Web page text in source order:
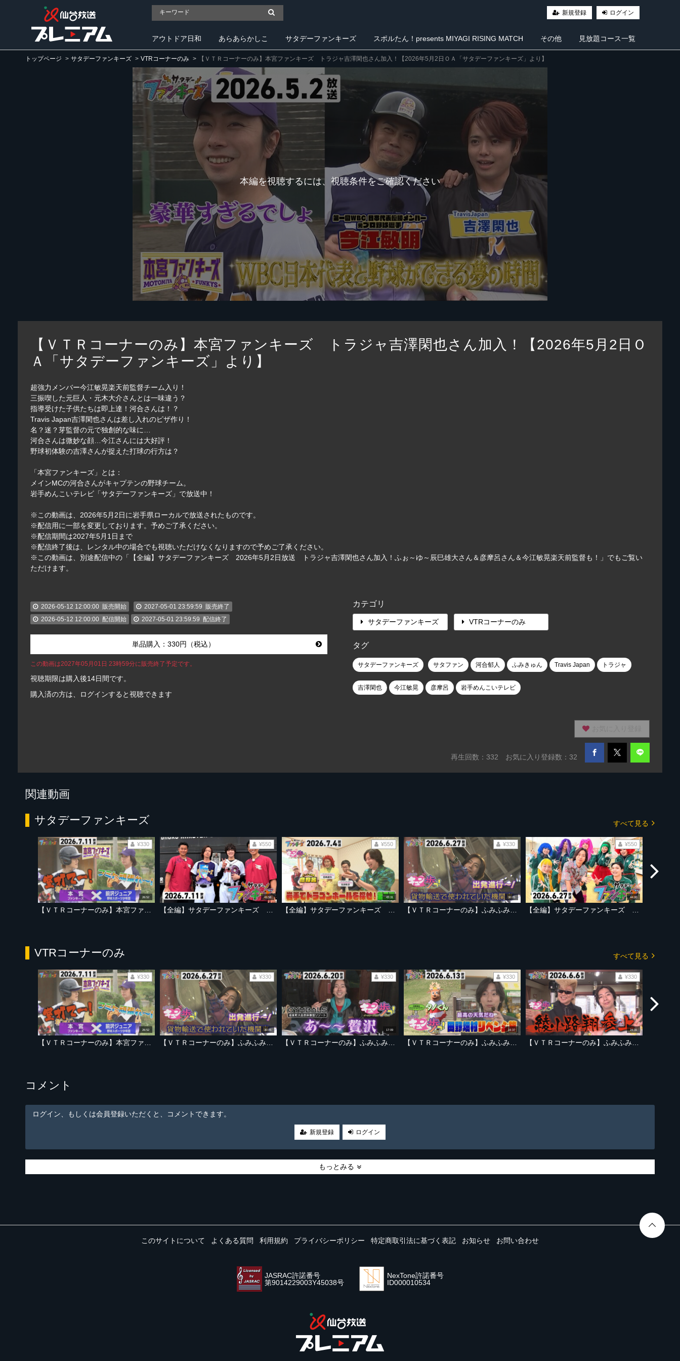
新規登録 ログイン
アウトドア日和 あらあらかしこ サタデーファンキーズ スポルたん！presents MIYAGI RISING MATCH その他 見放題コース一覧
トップページ サタデーファンキーズ VTRコーナーのみ 【ＶＴＲコーナーのみ】本宮ファンキーズ トラジャ吉澤閑也さん加入！【2026年5月2日ＯＡ「サタデーファンキーズ」より】
本編を視聴するには、視聴条件をご確認ください
【ＶＴＲコーナーのみ】本宮ファンキーズ トラジャ吉澤閑也さん加入！【2026年5月2日Ｏ
Ａ「サタデーファンキーズ」より】
超強力メンバー今江敏晃楽天前監督チーム入り！
三振喫した元巨人・元木大介さんとは一味違う？
指導受けた子供たちは即上達！河合さんは！？
Travis Japan吉澤閑也さんは差し入れのピザ作り！
名？迷？芽監督の元で独創的な味に…
河合さんは微妙な顔…今江さんには大好評！
野球初体験の吉澤さんが捉えた打球の行方は？
「本宮ファンキーズ」とは：
メインMCの河合さんがキャプテンの野球チーム。
岩手めんこいテレビ「サタデーファンキーズ」で放送中！
※この動画は、2026年5月2日に岩手県ローカルで放送されたものです。
※配信用に一部を変更しております。予めご了承ください。
※配信期間は2027年5月1日まで
※配信終了後は、レンタル中の場合でも視聴いただけなくなりますので予めご了承ください。
※この動画は、別途配信中の「【全編】サタデーファンキーズ 2026年5月2日放送 トラジャ吉澤閑也さん加入！ふぉ～ゆ～辰巳雄大さん＆彦摩呂さん＆今江敏晃楽天前監督も！」でもご覧い
ただけます。
2026-05-12 12:00:00 販売開始 2027-05-01 23:59:59 販売終了
2026-05-12 12:00:00 配信開始 2027-05-01 23:59:59 配信終了
単品購入：330円（税込）
この動画は2027年05月01日 23時59分に販売終了予定です。
視聴期限は購入後14日間です。
購入済の方は、ログインすると視聴できます
カテゴリ
サタデーファンキーズ VTRコーナーのみ
タグ
サタデーファンキーズ サタファン 河合郁人 ふみきゅん Travis Japan トラジャ
吉澤閑也 今江敏晃 彦摩呂 岩手めんこいテレビ
再生回数： 332 お気に入り登録数：32
関連動画
サタデーファンキーズ すべて見る
26:52
¥330
43:58
¥550
43:31
¥550
30:05
¥330
44:00
¥550
VTRコーナーのみ すべて見る
26:52
¥330
30:05
¥330
17:09
¥330
16:37
¥330
24:31
¥330
コメント
ログイン、もしくは会員登録いただくと、コメントできます。
新規登録 ログイン
もっとみる
このサイトについて よくある質問 利用規約 プライバシーポリシー 特定商取引法に基づく表記 お知らせ お問い合わせ
JASRAC許諾番号
第9014229003Y45038号
NexTone許諾番号
ID000010534